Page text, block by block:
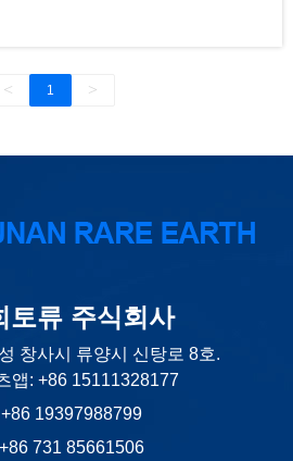
< 1 >
토류 주식회사
창사시 류양시 신탕로 8호.
앱: +86 15111328177
+86 19397988799
731 85661506